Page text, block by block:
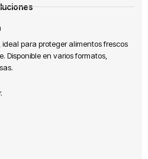
para proteger alimentos frescos
Disponible en varios formatos,